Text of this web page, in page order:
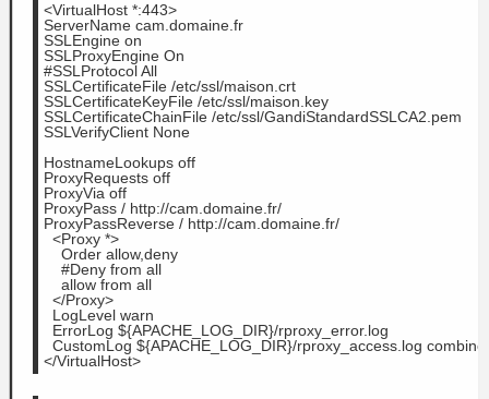
<VirtualHost *:443>
ServerName cam.domaine.fr
SSLEngine on
SSLProxyEngine On
#SSLProtocol All
SSLCertificateFile /etc/ssl/maison.crt
SSLCertificateKeyFile /etc/ssl/maison.key
SSLCertificateChainFile /etc/ssl/GandiStandardSSLCA2.pem
SSLVerifyClient None
HostnameLookups off
ProxyRequests off
ProxyVia off
ProxyPass / http://cam.domaine.fr/
ProxyPassReverse / http://cam.domaine.fr/
  <
Proxy *>
    Order allow,deny
    #Deny from all
    allow from all
  </
Proxy>
  LogLevel warn
  ErrorLog ${APACHE_LOG_DIR}/rproxy_error.log
CustomLog ${APACHE_LOG_DIR}/rproxy_access.log
</VirtualHost>